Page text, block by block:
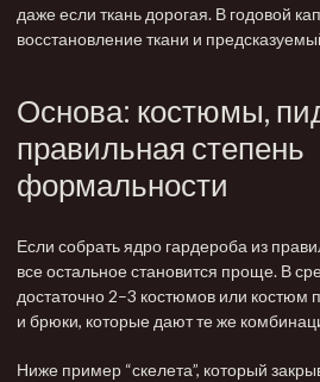
даже если ткань дорогая. В годовой
восстановление ткани и
Основа: костюмы,
правильная степень
формальности
Если собрать ядро гардероба из
все остальное становится проще. В
достаточно 2–3 костюмов или костюм
и брюки, которые дают те же
Ниже пример “скелета”, который